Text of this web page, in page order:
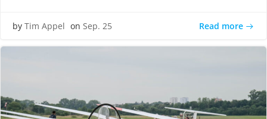
by Tim Appel on Sep. 25 Read more